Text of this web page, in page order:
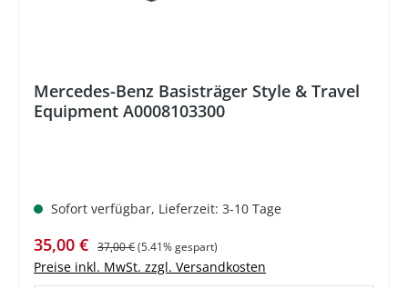
Mercedes-Benz Basisträger Style & Travel
Equipment A0008103300
Sofort verfügbar, Lieferzeit: 3-10 Tage
Verkaufspreis:
35,00 € Regulärer Preis:
37,00 €(5.41% gespart)
Preise inkl. MwSt. zzgl. Versandkosten